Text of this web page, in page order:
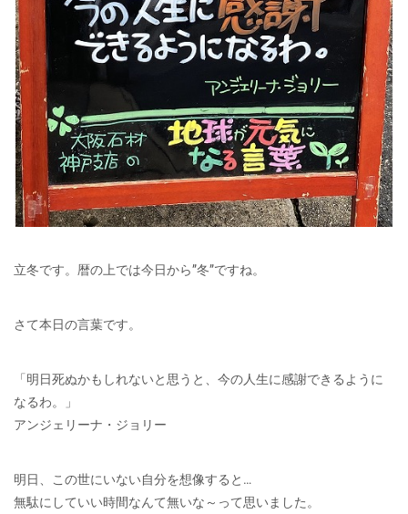
立冬です。暦の上では今日から”冬”ですね。
さて本日の言葉です。
「明日死ぬかもしれないと思うと、今の人生に感謝できるように
なるわ。」
アンジェリーナ・ジョリー
明日、この世にいない自分を想像すると…
無駄にしていい時間なんて無いな～って思いました。